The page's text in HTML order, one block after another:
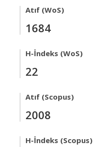
Atıf (WoS)
1684
H-İndeks (WoS)
22
Atıf (Scopus)
2008
H-İndeks (Scopus)